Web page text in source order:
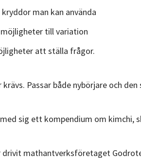
kryddor man kan använda
till variation
att ställa frågor.
Passar både nybörjare och
sig ett kompendium om kimchi,
drivit mathantverksföretaget